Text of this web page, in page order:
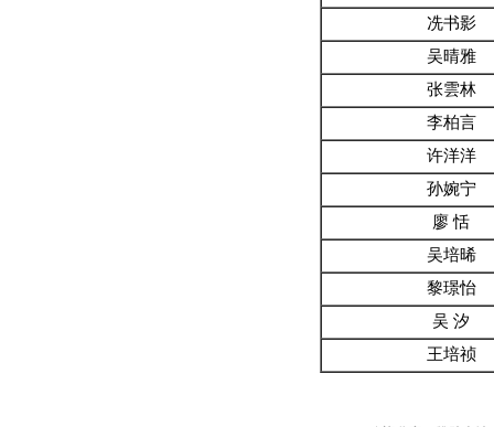
冼书影
吴晴雅
张雲林
李柏言
许洋洋
孙婉宁
廖 恬
吴培晞
黎璟怡
吴 汐
王培祯